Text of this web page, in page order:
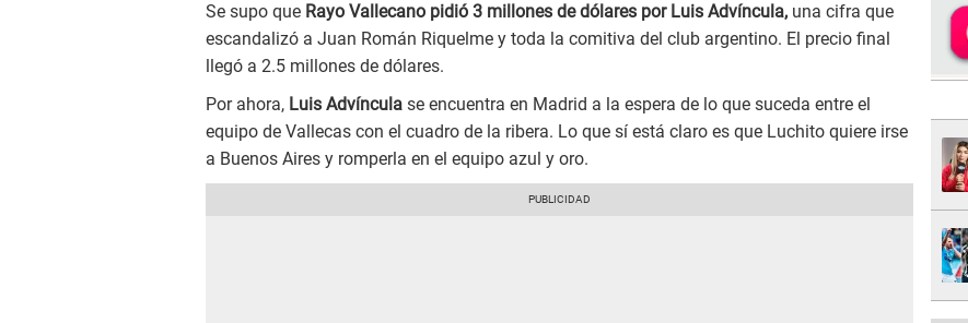
Se supo que Rayo Vallecano pidió 3 millones de dólares por Luis Advíncula, una cifra que
escandalizó a Juan Román Riquelme y toda la comitiva del club argentino. El precio final
llegó a 2.5 millones de dólares.
Por ahora, Luis Advíncula se encuentra en Madrid a la espera de lo que suceda entre el
equipo de Vallecas con el cuadro de la ribera. Lo que sí está claro es que Luchito quiere irse
a Buenos Aires y romperla en el equipo azul y oro.